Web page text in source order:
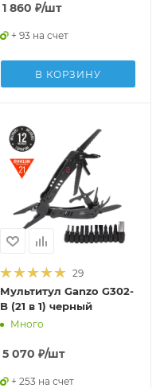
1 860 ₽/шт
+ 93 на счет
В КОРЗИНУ
29
Мультитул Ganzo G302-
B (21 в 1) черный
Много
5 070 ₽/шт
+ 253 на счет